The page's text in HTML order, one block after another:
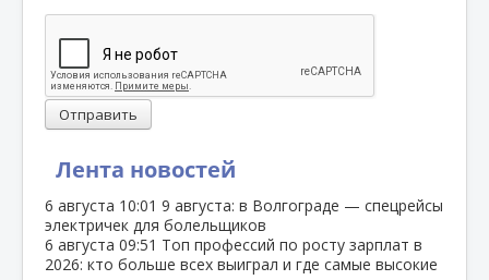
Лента новостей
6 августа 10:01 9 августа: в Волгограде — спецрейсы
электричек для болельщиков
6 августа 09:51 Топ профессий по росту зарплат в
2026: кто больше всех выиграл и где самые высокие
Отправить